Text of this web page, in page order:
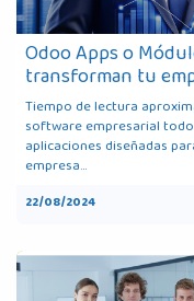
Odoo Apps o
transforman tu
Tiempo de lectura
software empresarial
aplicaciones diseñadas
empresa...
22/08/2024